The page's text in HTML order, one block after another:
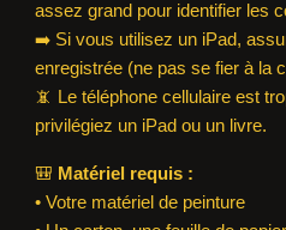
assez grand pour identifier les
➡️ Si vous utilisez un iPad,
enregistrée (ne pas se fier à la
📵 Le téléphone cellulaire est
privilégiez un iPad ou un livre.
🎒 Matériel requis :
• Votre matériel de peinture